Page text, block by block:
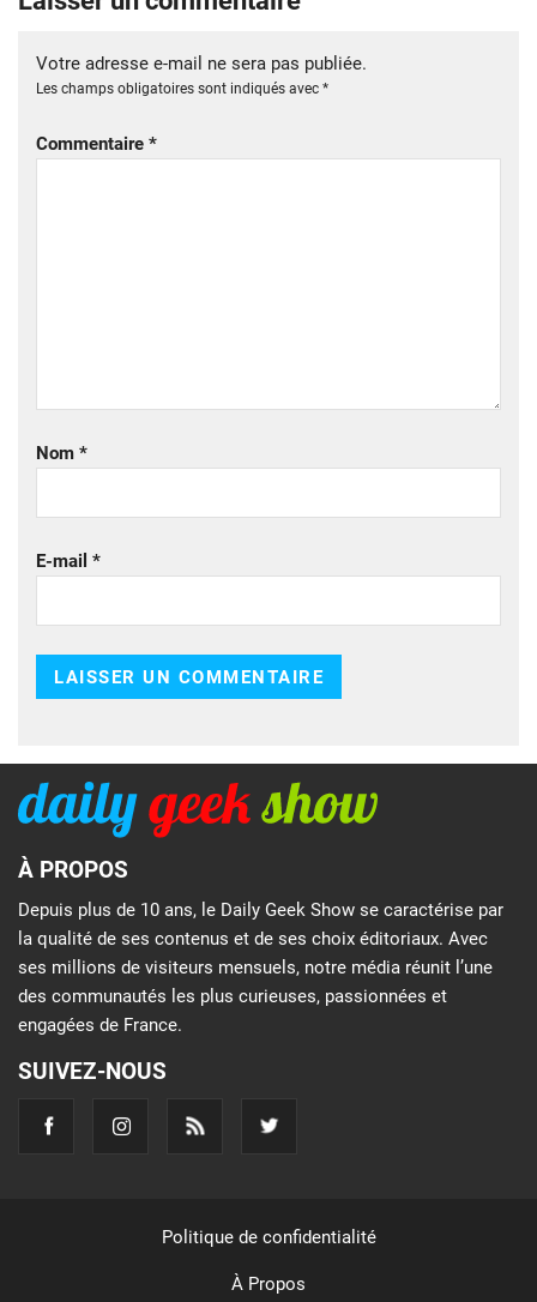
Votre adresse e-mail ne sera pas publiée.
Les champs obligatoires sont indiqués avec *
Commentaire *
Nom *
E-mail *
À PROPOS
Depuis plus de 10 ans, le Daily Geek Show se caractérise par
la qualité de ses contenus et de ses choix éditoriaux. Avec
ses millions de visiteurs mensuels, notre média réunit l’une
des communautés les plus curieuses, passionnées et
engagées de France.
SUIVEZ-NOUS
Politique de confidentialité
À Propos